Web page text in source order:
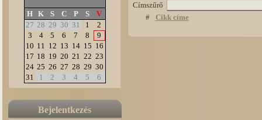
H K S C P S
V
27 28 29 30 31 1
2
3
4 5 6 7 8
9
10 11 12 13 14 15 16
17 18 19 20 21 22 23
24 25 26 27 28 29 30
31
1 2 3 4 5 6
Bejelentkezés
Címszűrő
#
Cikk címe